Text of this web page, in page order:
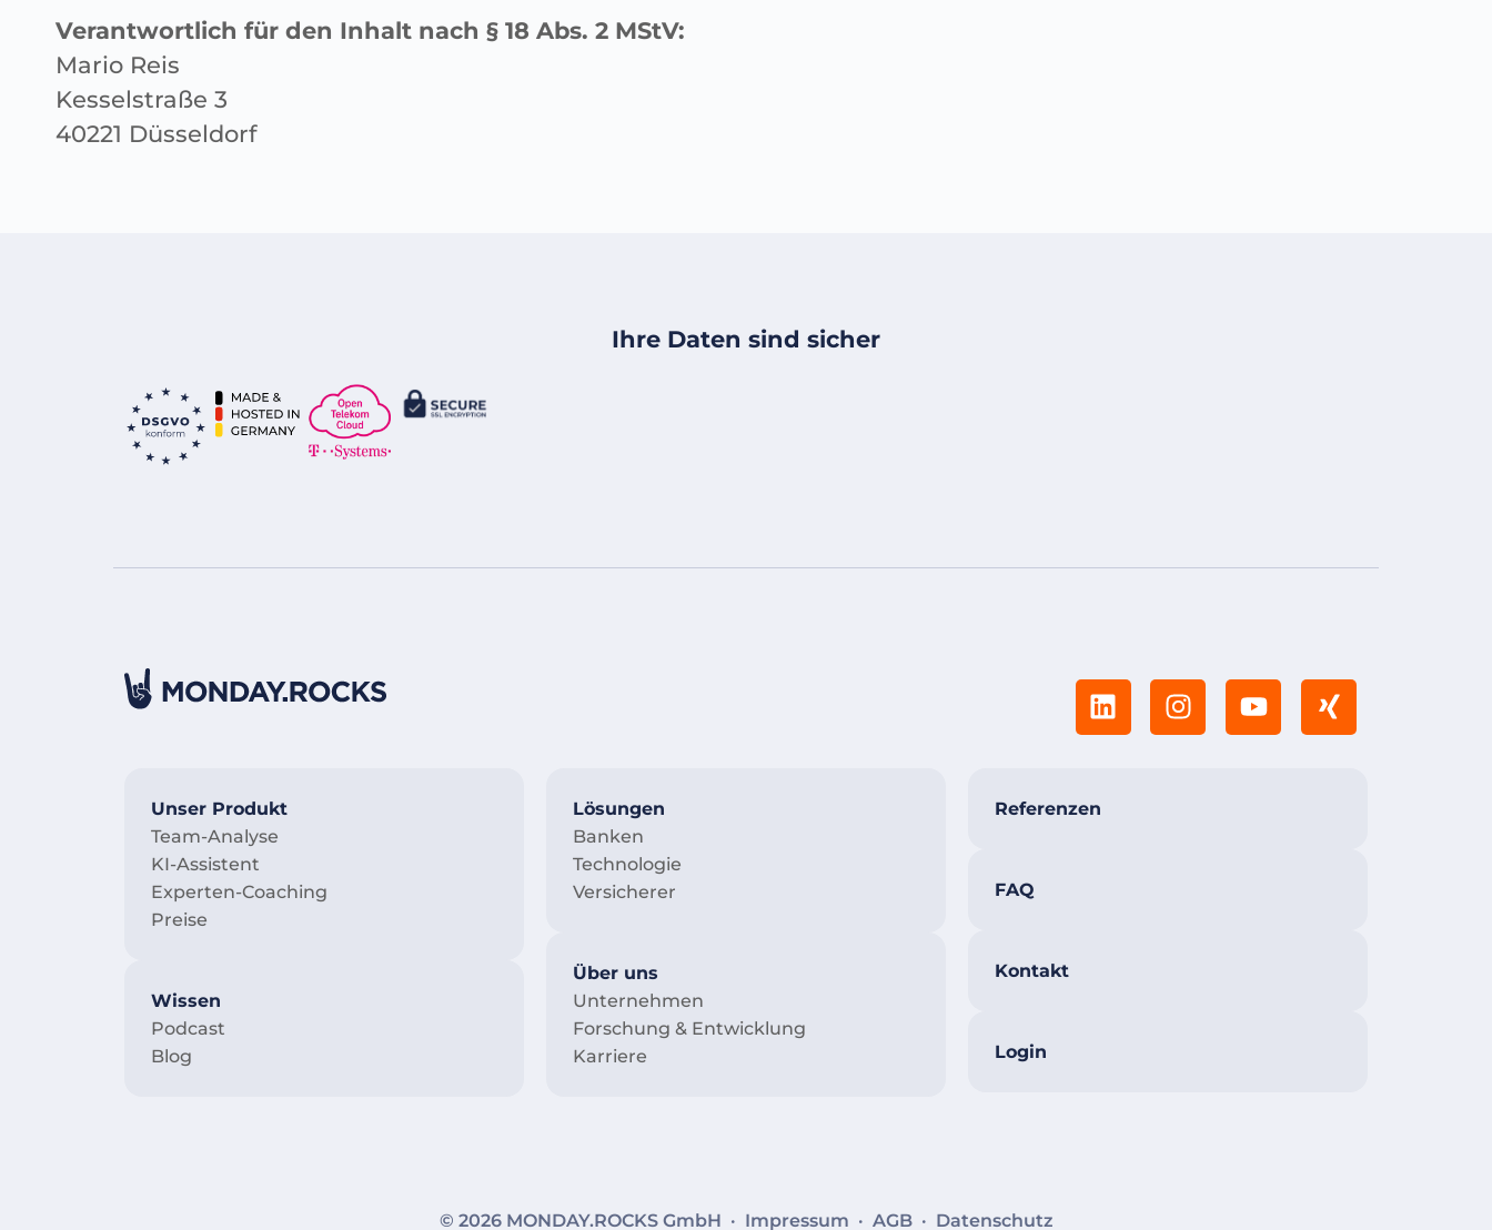
Verantwortlich für den Inhalt nach § 18 Abs. 2 MStV:
Mario Reis
Kesselstraße 3
40221 Düsseldorf
Ihre Daten sind sicher
Unser Produkt
Team-Analyse
KI-Assistent
Experten-Coaching
Preise
Wissen
Podcast
Blog
Lösungen
Banken
Technologie
Versicherer
Über uns
Unternehmen
Forschung & Entwicklung
Karriere
Referenzen
FAQ
Kontakt
Login
© 2026 MONDAY.ROCKS GmbH · Impressum · AGB· Datenschutz